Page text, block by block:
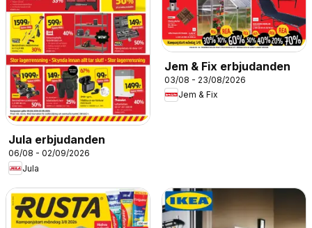
Jula erbjudanden
06/08 - 02/09/2026
Jula
Jem & Fix erbjudanden
03/08 - 23/08/2026
Jem & Fix